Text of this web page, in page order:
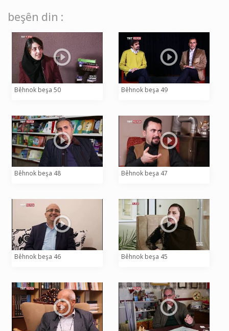
beşên din :
Bêhnok beşa 50 Bêhnok beşa 49
Bêhnok beşa 48 Bêhnok beşa 47
Bêhnok beşa 46 Bêhnok beşa 45